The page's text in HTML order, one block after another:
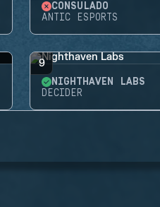
CONSULADO
ANTIC ESPORTS
9
NIGHTHAVEN LABS
DECIDER